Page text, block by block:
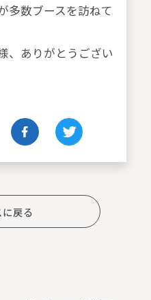
多数ブースを訪ねて
、ありがとうござい
戻る